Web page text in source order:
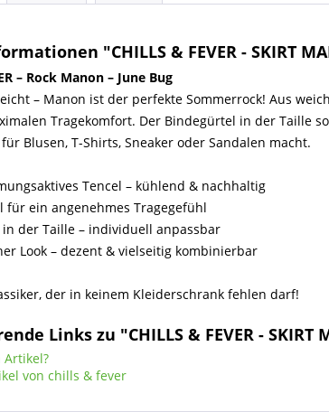
"CHILLS & FEVER - SKIRT
– Rock Manon – June Bug
– Manon ist der perfekte Sommerrock! Aus
Tragekomfort. Der Bindegürtel in der Taille
Blusen, T-Shirts, Sneaker oder Sandalen macht.
Tencel – kühlend & nachhaltig
für ein angenehmes Tragegefühl
der Taille – individuell anpassbar
Look – dezent & vielseitig kombinierbar
der in keinem Kleiderschrank fehlen darf!
Links zu "CHILLS & FEVER - SKIRT
Artikel?
von chills & fever